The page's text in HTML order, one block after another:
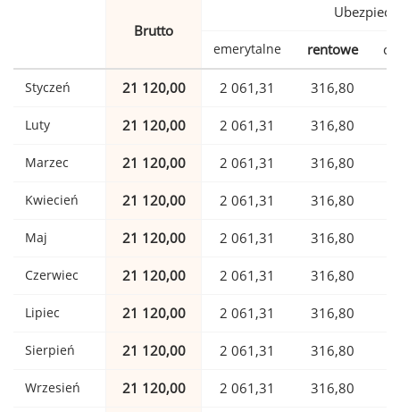
Brutto
emerytalne rentowe
Styczeń 21 120,00 2 061,31 316,80
Luty 21 120,00 2 061,31 316,80
Marzec 21 120,00 2 061,31 316,80
Kwiecień 21 120,00 2 061,31 316,80
Maj 21 120,00 2 061,31 316,80
Czerwiec 21 120,00 2 061,31 316,80
Lipiec 21 120,00 2 061,31 316,80
Sierpień 21 120,00 2 061,31 316,80
Wrzesień 21 120,00 2 061,31 316,80